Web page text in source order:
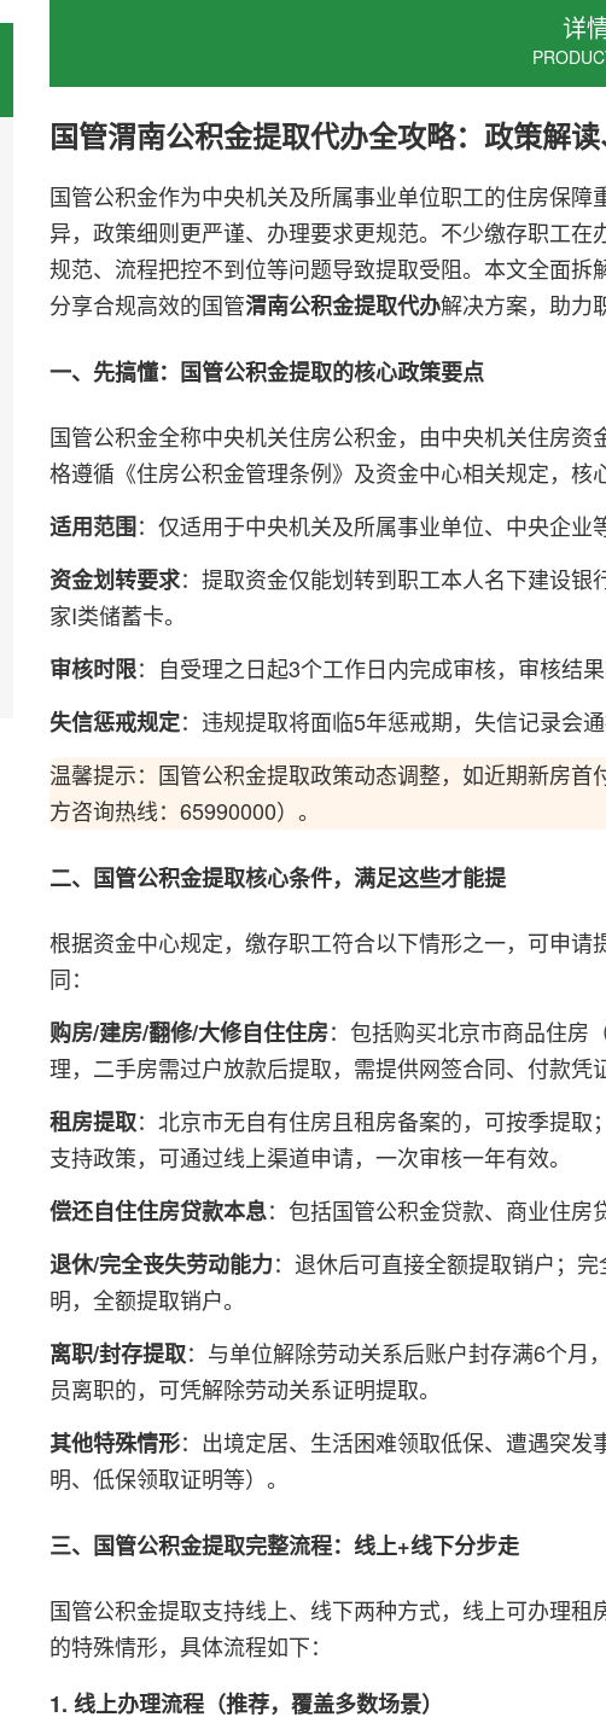
详
国管渭南公积金提取代办全攻略：政策解
国管公积金作为中央机关及所属事业单位职工的住房保
异，政策细则更严谨、办理要求更规范。不少缴存职工
规范、流程把控不到位等问题导致提取受阻。本文全面
分享合规高效的国管渭南公积金提取代办解决方案，助力
一、先搞懂：国管公积金提取的核心政策要点
国管公积金全称中央机关住房公积金，由中央机关住房
格遵循《住房公积金管理条例》及资金中心相关规定，核
适用范围：仅适用于中央机关及所属事业单位、中央企业
资金划转要求：提取资金仅能划转到职工本人名下建设
家I类储蓄卡。
审核时限：自受理之日起3个工作日内完成审核，审核结
失信惩戒规定：违规提取将面临5年惩戒期，失信记录会
温馨提示：国管公积金提取政策动态调整，如近期新房
方咨询热线：65990000）。
二、国管公积金提取核心条件，满足这些才能提
根据资金中心规定，缴存职工符合以下情形之一，可申
同：
购房/建房/翻修/大修自住住房：包括购买北京市商品住房
理，二手房需过户放款后提取，需提供网签合同、付款凭
租房提取：北京市无自有住房且租房备案的，可按季提
支持政策，可通过线上渠道申请，一次审核一年有效。
偿还自住住房贷款本息：包括国管公积金贷款、商业住房
退休/完全丧失劳动能力：退休后可直接全额提取销户；
明，全额提取销户。
离职/封存提取：与单位解除劳动关系后账户封存满6个月
员离职的，可凭解除劳动关系证明提取。
其他特殊情形：出境定居、生活困难领取低保、遭遇突
明、低保领取证明等）。
三、国管公积金提取完整流程：线上+线下分步走
国管公积金提取支持线上、线下两种方式，线上可办理
的特殊情形，具体流程如下：
1. 线上办理流程（推荐，覆盖多数场景）